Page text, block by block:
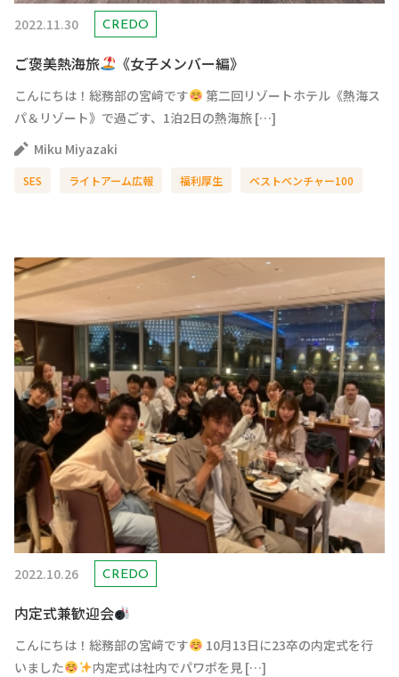
2022.11.30 CREDO
ご褒美熱海旅 《女子メンバー編》
こんにちは！総務部の宮﨑です
第二回リゾートホテル《熱海ス
パ＆リゾート》で過ごす、1泊2日の熱海旅 […]
Miku Miyazaki
SES ライトアーム広報 福利厚生 ベストベンチャー100
2022.10.26 CREDO
内定式兼歓迎会
こんにちは！総務部の宮﨑です
10月13日に23卒の内定式を行
いました
内定式は社内でパワポを見 […]